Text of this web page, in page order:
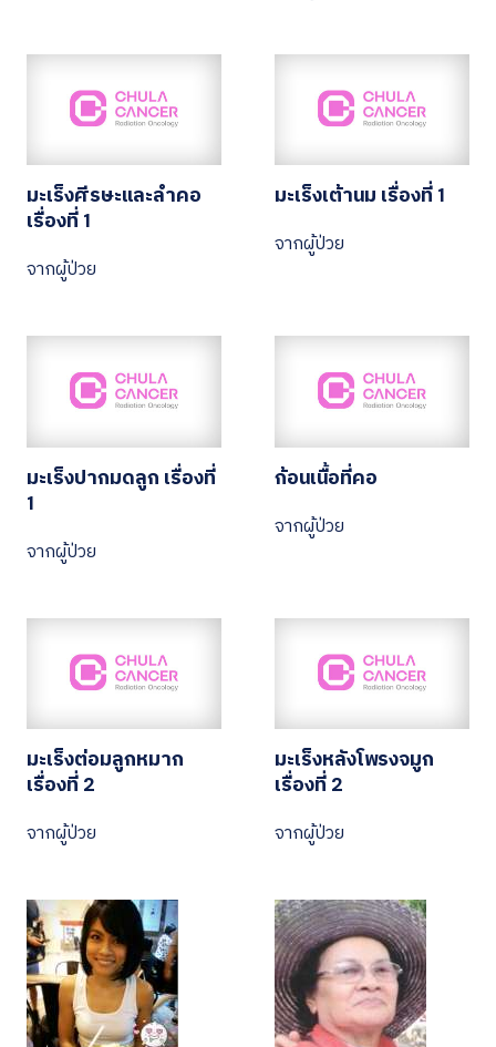
มะเร็งศีรษะและลำคอ
เรื่องที่ 1
จากผู้ป่วย
มะเร็งเต้านม เรื่องที่ 1
จากผู้ป่วย
มะเร็งปากมดลูก เรื่องที่
1
จากผู้ป่วย
ก้อนเนื้อที่คอ
จากผู้ป่วย
มะเร็งต่อมลูกหมาก
เรื่องที่ 2
จากผู้ป่วย
มะเร็งหลังโพรงจมูก
เรื่องที่ 2
จากผู้ป่วย